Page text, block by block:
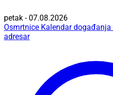
petak - 07.08.2026
Osmrtnice Kalendar događanja
adresar